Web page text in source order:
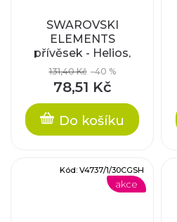
SWAROVSKI
ELEMENTS
přívěsek - Helios,
crystal golden
shadow, 30mm
131,40 Kč –40 %
78,51 Kč
Do košíku
akce
Kód: V4737/1/30CGSH